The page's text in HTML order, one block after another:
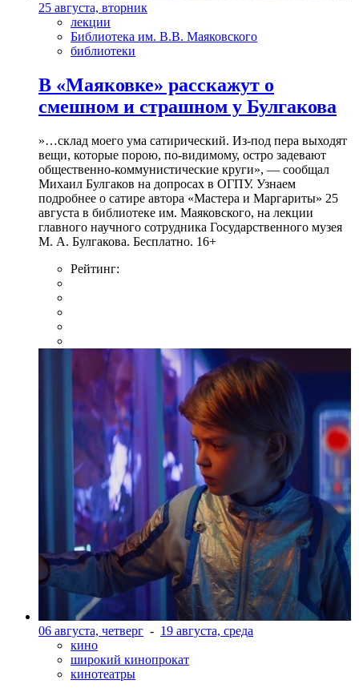
25 августа, вторник
лекции
Библиотека им. В.В. Маяковского
библиотеки
В «Маяковке» расскажут о
смешном и страшном у Булгакова
»…склад моего ума сатирический. Из-под пера выходят
вещи, которые порою, по-видимому, остро задевают
общественно-коммунистические круги», — сообщал
Михаил Булгаков на допросах в ОГПУ. Узнаем
подробнее о сатире автора «Мастера и Маргариты» 25
августа в библиотеке им. Маяковского, на лекции
главного научного сотрудника Государственного музея
М. А. Булгакова. Бесплатно. 16+
Рейтинг:
06 августа, четверг - 19 августа, среда
кино
широкий кинопрокат
кинотеатры